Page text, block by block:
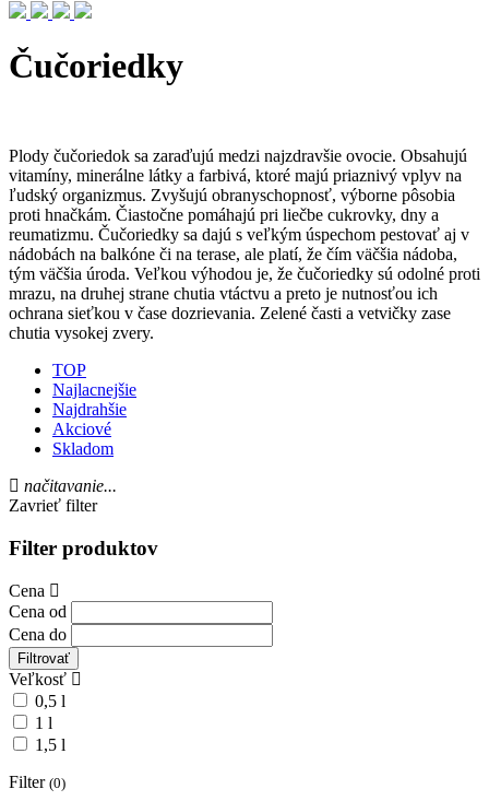
Čučoriedky
Plody čučoriedok sa zaraďujú medzi najzdravšie ovocie. Obsahujú
vitamíny, minerálne látky a farbivá, ktoré majú priaznivý vplyv na
ľudský organizmus. Zvyšujú obranyschopnosť, výborne pôsobia
proti hnačkám. Čiastočne pomáhajú pri liečbe cukrovky, dny a
reumatizmu. Čučoriedky sa dajú s veľkým úspechom pestovať aj v
nádobách na balkóne či na terase, ale platí, že čím väčšia nádoba,
tým väčšia úroda. Veľkou výhodou je, že čučoriedky sú odolné proti
mrazu, na druhej strane chutia vtáctvu a preto je nutnosťou ich
ochrana sieťkou v čase dozrievania. Zelené časti a vetvičky zase
chutia vysokej zvery.
TOP
Najlacnejšie
Najdrahšie
Akciové
Skladom
načitavanie...
Zavrieť filter
Filter produktov
Cena
Cena od
Cena do
Filtrovať
Veľkosť
0,5 l
1 l
1,5 l
Filter (0)